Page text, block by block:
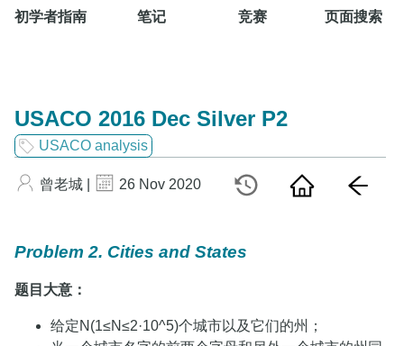
初学者指南 笔记 竞赛 页面搜索
USACO 2016 Dec Silver P2
USACO analysis
曾老城 | 26 Nov 2020
Problem 2. Cities and States
题目大意：
给定N(1≤N≤2·10^5)个城市以及它们的州；